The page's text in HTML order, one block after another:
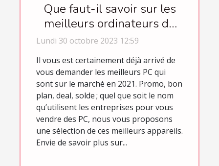
Que faut-il savoir sur les
meilleurs ordinateurs de
l’année 2021 ?
Lundi 30 octobre 2023 12:59
Il vous est certainement déjà arrivé de
vous demander les meilleurs PC qui
sont sur le marché en 2021. Promo, bon
plan, deal, solde ; quel que soit le nom
qu’utilisent les entreprises pour vous
vendre des PC, nous vous proposons
une sélection de ces meilleurs appareils.
Envie de savoir plus sur...